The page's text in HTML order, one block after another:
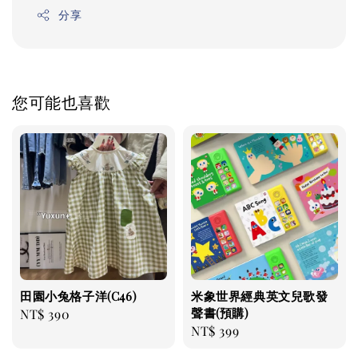
分享
您可能也喜歡
田園小兔格子洋(C46)
Regular
NT$ 390
米象世界經典英文兒歌發
聲書(預購)
Regular
NT$ 399